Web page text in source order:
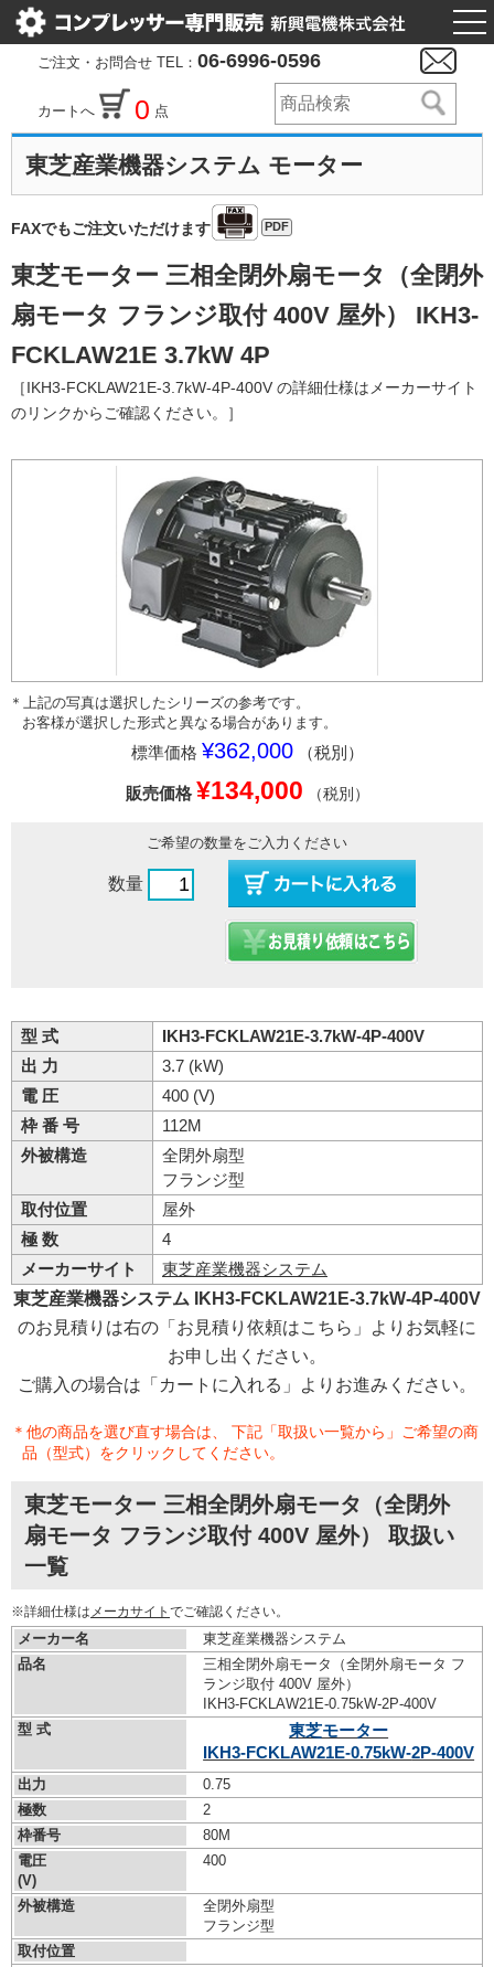
ご注文・お問合せ TEL： 06-6996-0596
カートへ 0 点
東芝産業機器システム モーター
FAXでもご注文いただけます PDF
東芝モーター 三相全閉外扇モータ（全閉外
扇モータ フランジ取付 400V 屋外） IKH3-
FCKLAW21E 3.7kW 4P
［IKH3-FCKLAW21E-3.7kW-4P-400V の詳細仕様はメーカーサイト
のリンクからご確認ください。］
＊上記の写真は選択したシリーズの参考です。
お客様が選択した形式と異なる場合があります。
標準価格 ¥362,000 （税別）
販売価格 ¥134,000 （税別）
ご希望の数量をご入力ください
数量
型 式
IKH3-FCKLAW21E-3.7kW-4P-400V
出 力
3.7 (kW)
電 圧
400 (V)
枠 番 号
112M
外被構造
全閉外扇型
フランジ型
取付位置
屋外
極 数
4
メーカーサイト
東芝産業機器システム
東芝産業機器システム IKH3-FCKLAW21E-3.7kW-4P-400V
のお見積りは右の「お見積り依頼はこちら」よりお気軽に
お申し出ください。
ご購入の場合は「カートに入れる」よりお進みください。
＊他の商品を選び直す場合は、 下記「取扱い一覧から」ご希望の商
品（型式）をクリックしてください。
東芝モーター 三相全閉外扇モータ（全閉外
扇モータ フランジ取付 400V 屋外） 取扱い
一覧
※詳細仕様は メーカサイト でご確認ください。
メーカー名
東芝産業機器システム
品名
三相全閉外扇モータ（全閉外扇モータ フ
ランジ取付 400V 屋外）
IKH3-FCKLAW21E-0.75kW-2P-400V
型 式
東芝モーター
IKH3-FCKLAW21E-0.75kW-2P-400V
出力
0.75
極数
2
枠番号
80M
電圧
(V)
400
外被構造
全閉外扇型
フランジ型
取付位置